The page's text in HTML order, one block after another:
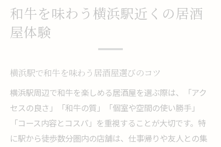
横浜駅近くで安く和牛を楽しむ方法とは
個室で楽しむ横浜駅和牛グルメの魅力
和牛を個室でゆったり味わう贅沢な時間
メ
プライベート空間で和牛料理を満喫する方
法
横浜駅周辺の和牛個室居酒屋の選び方
個室利用で和牛宴会がより快適になる理由
和牛を味わう横浜駅近くの居酒
屋体験
横浜駅で和牛を味わう居酒屋選びのコツ
横浜駅周辺で和牛を楽しめる居酒屋を選ぶ際は、「アク
セスの良さ」「和牛の質」「個室や空間の使い勝手」
「コース内容とコスパ」を重視することが大切です。特
に駅から徒歩数分圏内の店舗は、仕事帰りや友人との集